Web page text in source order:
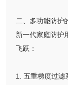
二、多功能防护
新一代家庭防护
飞跃：
1. 五重梯度过滤